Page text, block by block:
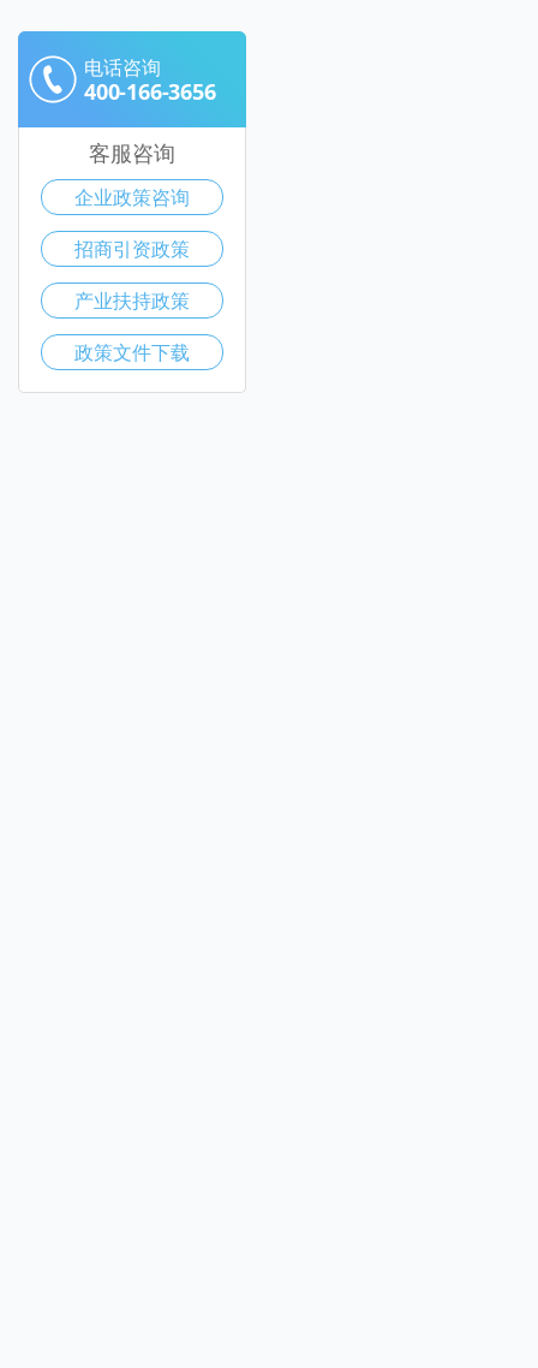
电话咨询
400-166-3656
客服咨询
企业政策咨询
招商引资政策
产业扶持政策
政策文件下载